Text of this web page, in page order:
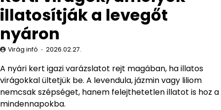
illatosítják a levegőt
nyáron
Virág infó 2026.02.27.
A nyári kert igazi varázslatot rejt magában, ha illatos
virágokkal ültetjük be. A levendula, jázmin vagy liliom
nemcsak szépséget, hanem felejthetetlen illatot is hoz a
mindennapokba.